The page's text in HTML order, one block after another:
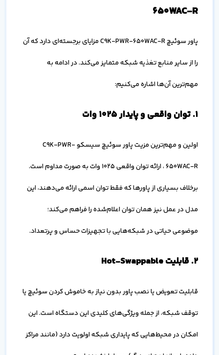
650WAC-R
پاور سوئیچ C9K-PWR-650WAC-R مزایای برجسته‌ای دارد که آن
را از سایر منابع تغذیه شبکه متمایز می‌کند. در ادامه به
مهم‌ترین آن‌ها اشاره می‌کنیم:
۱. توان واقعی و پایدار 1025 وات
اولین و مهم‌ترین مزیت پاور سوئیچ سیسکو C9K-PWR-
650WAC-R ، ارائه توان واقعی 1025 وات به صورت مداوم است.
برخلاف بسیاری از پاورها که فقط توان اسمی ارائه می‌دهند، این
مدل در عمل نیز همان توان اعلام‌شده را فراهم می‌کند؛
موضوعی حیاتی در شبکه‌هایی با تجهیزات حساس و پرتعداد.
۲. قابلیت Hot-Swappable
قابلیت تعویض یا نصب پاور بدون نیاز به خاموش کردن سوئیچ یا
توقف شبکه، از جمله ویژگی‌های کلیدی این دستگاه است. این
امکان در محیط‌هایی که پایداری شبکه اولویت دارد (مانند مراکز